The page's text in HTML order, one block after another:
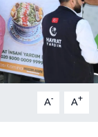
A- A+